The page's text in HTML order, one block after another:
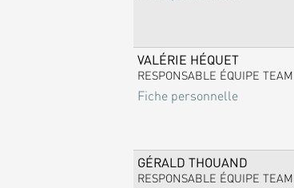
VALÉRIE HÉQUET
RESPONSABLE ÉQUIPE TEAM
Fiche personnelle
GÉRALD THOUAND
RESPONSABLE ÉQUIPE TEAM